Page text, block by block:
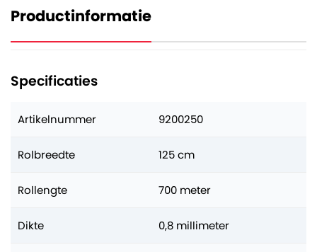
Productinformatie
Specificaties
Artikelnummer 9200250
Rolbreedte 125 cm
Rollengte 700 meter
Dikte 0,8 millimeter